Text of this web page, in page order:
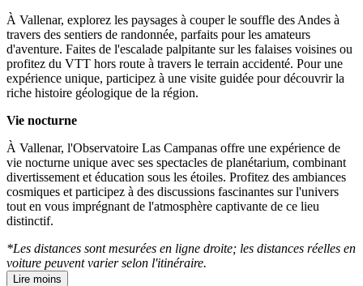
À Vallenar, explorez les paysages à couper le souffle des Andes à
travers des sentiers de randonnée, parfaits pour les amateurs
d'aventure. Faites de l'escalade palpitante sur les falaises voisines ou
profitez du VTT hors route à travers le terrain accidenté. Pour une
expérience unique, participez à une visite guidée pour découvrir la
riche histoire géologique de la région.
Vie nocturne
À Vallenar, l'Observatoire Las Campanas offre une expérience de
vie nocturne unique avec ses spectacles de planétarium, combinant
divertissement et éducation sous les étoiles. Profitez des ambiances
cosmiques et participez à des discussions fascinantes sur l'univers
tout en vous imprégnant de l'atmosphère captivante de ce lieu
distinctif.
*Les distances sont mesurées en ligne droite; les distances réelles en
voiture peuvent varier selon l'itinéraire.
Lire moins